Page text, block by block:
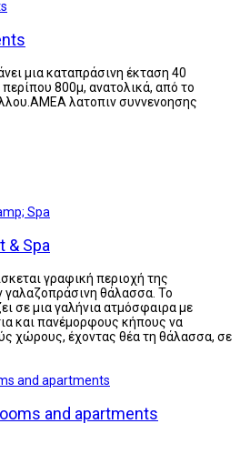
μια καταπράσινη έκταση 40
800μ, ανατολικά, από το
λατοπιν συννενοησης
& Spa
γραφική περιοχή της
γαλαζοπράσινη θάλασσα. Το
σε μια γαλήνια ατμόσφαιρα με
και πανέμορφους κήπους να
χώρους, έχοντας θέα τη θάλασσα, σε
and apartments